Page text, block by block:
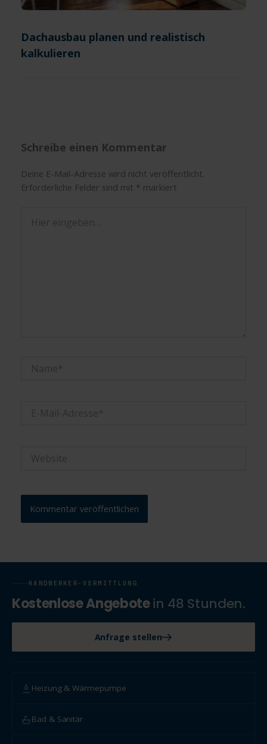
Dachausbau planen und realistisch
kalkulieren
Schreibe einen Kommentar
Deine E-Mail-Adresse wird nicht veröffentlicht.
Erforderliche Felder sind mit * markiert
eingeben…
Mail-
HANDWERKER-VERMITTLUNG
Kostenlose Angebotein 48 Stunden.
Anfrage stellen
Heizung & Wärmepumpe
Bad & Sanitär